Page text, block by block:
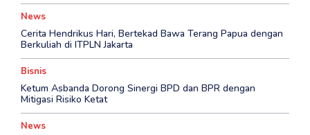
News
Cerita Hendrikus Hari, Bertekad Bawa Terang Papua dengan
Berkuliah di ITPLN Jakarta
Bisnis
Ketum Asbanda Dorong Sinergi BPD dan BPR dengan
Mitigasi Risiko Ketat
News